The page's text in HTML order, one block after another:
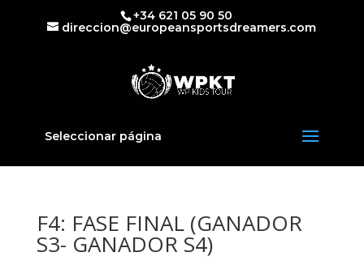
+34 621 05 90 50
direccion@europeansportsdreamers.com
Seleccionar página
F4: FASE FINAL (GANADOR
S3- GANADOR S4)